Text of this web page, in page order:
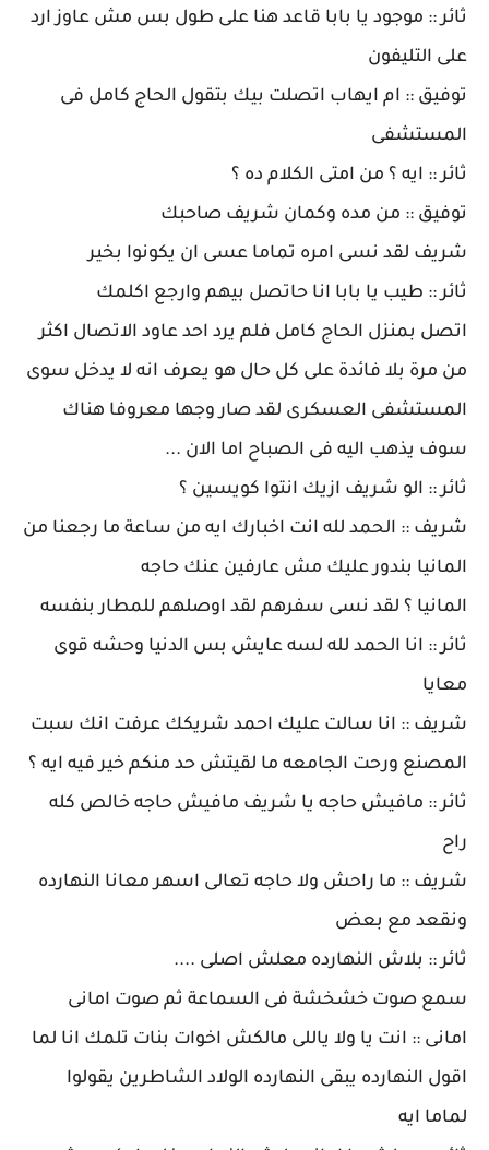
ثائر :: موجود يا بابا قاعد هنا على طول بس مش عاوز ارد
على التليفون
توفيق :: ام ايهاب اتصلت بيك بتقول الحاج كامل فى
المستشفى
ثائر :: ايه ؟ من امتى الكلام ده ؟
توفيق :: من مده وكمان شريف صاحبك
شريف لقد نسى امره تماما عسى ان يكونوا بخير
ثائر :: طيب يا بابا انا حاتصل بيهم وارجع اكلمك
اتصل بمنزل الحاج كامل فلم يرد احد عاود الاتصال اكثر
من مرة بلا فائدة على كل حال هو يعرف انه لا يدخل سوى
المستشفى العسكرى لقد صار وجها معروفا هناك
سوف يذهب اليه فى الصباح اما الان ...
ثائر :: الو شريف ازيك انتوا كويسين ؟
شريف :: الحمد لله انت اخبارك ايه من ساعة ما رجعنا من
المانيا بندور عليك مش عارفين عنك حاجه
المانيا ؟ لقد نسى سفرهم لقد اوصلهم للمطار بنفسه
ثائر :: انا الحمد لله لسه عايش بس الدنيا وحشه قوى
معايا
شريف :: انا سالت عليك احمد شريكك عرفت انك سبت
المصنع ورحت الجامعه ما لقيتش حد منكم خير فيه ايه ؟
ثائر :: مافيش حاجه يا شريف مافيش حاجه خالص كله
راح
شريف :: ما راحش ولا حاجه تعالى اسهر معانا النهارده
ونقعد مع بعض
ثائر :: بلاش النهارده معلش اصلى ....
سمع صوت خشخشة فى السماعة ثم صوت امانى
امانى :: انت يا ولا ياللى مالكش اخوات بنات تلمك انا لما
اقول النهارده يبقى النهارده الولاد الشاطرين يقولوا
لماما ايه